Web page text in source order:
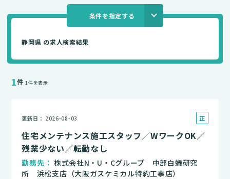
条件を指定する
静岡県 の求人検索結果
1件 1件を表示
更新日 2026-08-03
正
住宅メンテナンス施工スタッフ／WワークOK／
残業少ない／転勤なし
勤務先
株式会社N・U・Cグループ 中部白蟻研究
所 浜松支店（大阪ガスケミカル特約工事店）